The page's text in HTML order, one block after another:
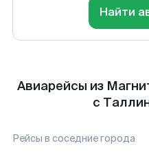
Найти
Авиарейсы из
с
Рейсы в соседние города